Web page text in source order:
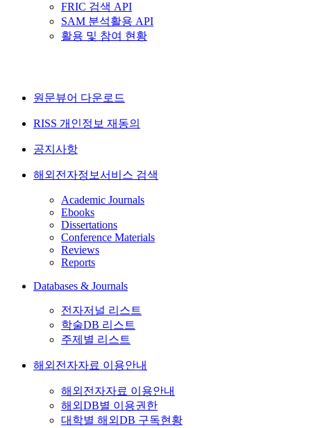
FRIC 검색 API
SAM 분석활용 API
활용 및 참여 현황
원문뷰어 다운로드
RISS 개인정보 재동의
공지사항
해외전자정보서비스 검색
Academic Journals
Ebooks
Dissertations
Conference Materials
Reviews
Reports
Databases & Journals
전자저널 리스트
학술DB 리스트
주제별 리스트
해외전자자료 이용안내
해외전자자료 이용안내
해외DB별 이용권한
대학별 해외DB 구독현황